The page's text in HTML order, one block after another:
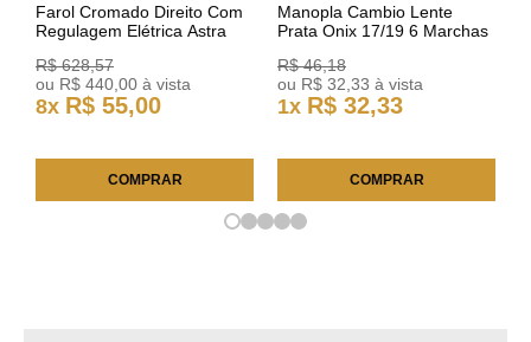
Farol Cromado Direito Com
Regulagem Elétrica Astra
R$ 628,57
ou R$ 440 00 à vista
8x R$ 55,00
COMPRAR
Manopla Cambio Lente
Prata Onix 17/19 6 Marchas
R$ 46,18
ou R$ 32 33 à vista
1x R$ 32,33
COMPRAR